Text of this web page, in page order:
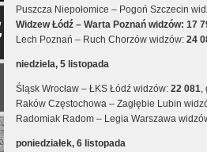
Puszcza Niepołomice – Pogoń Szczecin
Widzew Łódź – Warta Poznań widzów: 17
Lech Poznań – Ruch Chorzów widzów: 24
niedziela, 5 listopada
Śląsk Wrocław – ŁKS Łódź widzów: 22 081,
Raków Częstochowa – Zagłębie Lubin
Radomiak Radom – Legia Warszawa
poniedziałek, 6 listopada